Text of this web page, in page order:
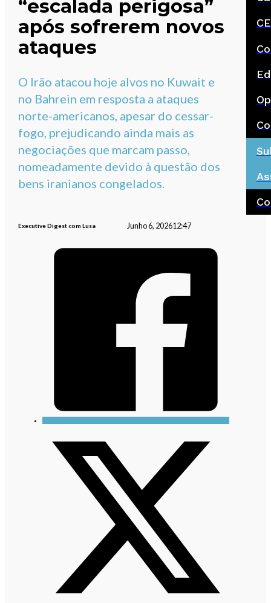
“escalada perigosa”
após sofrerem novos
ataques
O Irão atacou hoje alvos no Kuwait e
no Bahrein em resposta a ataques
norte-americanos, apesar do cessar-
fogo, prejudicando ainda mais as
negociações que marcam passo,
nomeadamente devido à questão dos
bens iranianos congelados.
Executive Digest com Lusa Junho 6, 202612:47